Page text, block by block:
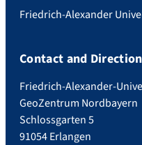
Friedrich-Alexander
Contact and
Friedrich-Alexander-
GeoZentrum Nordbayern
Schlossgarten 5
91054 Erlangen